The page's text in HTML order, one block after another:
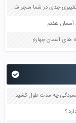
یکی از موثرترین پیام هایی را که دریافت کرده اید و به اقناع و تغییری جدی در شما منجر شده است برسی کنید و علت این تاثیر گذاری قابل توجه را بنویسید صفحه 52 تفکر و سواد رسانه ای دهم
آیا تاکنون دچار افسردگی شده اید علت آن چه بوده است این افسردگی چه مدت طول کشید علائم آن چه بود در یک برگه کاغذ به سوالات پاسخ دهید و برخی از آنها را برای دیگران بخوانید صفحه 145 تفکر و سبک زندگی هشتم